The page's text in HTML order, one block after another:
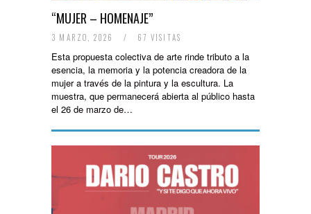
“MUJER – HOMENAJE”
3 MARZO, 2026 / 67 VISITAS
Esta propuesta colectiva de arte rinde tributo a la
esencia, la memoria y la potencia creadora de la
mujer a través de la pintura y la escultura. La
muestra, que permanecerá abierta al público hasta
el 26 de marzo de…